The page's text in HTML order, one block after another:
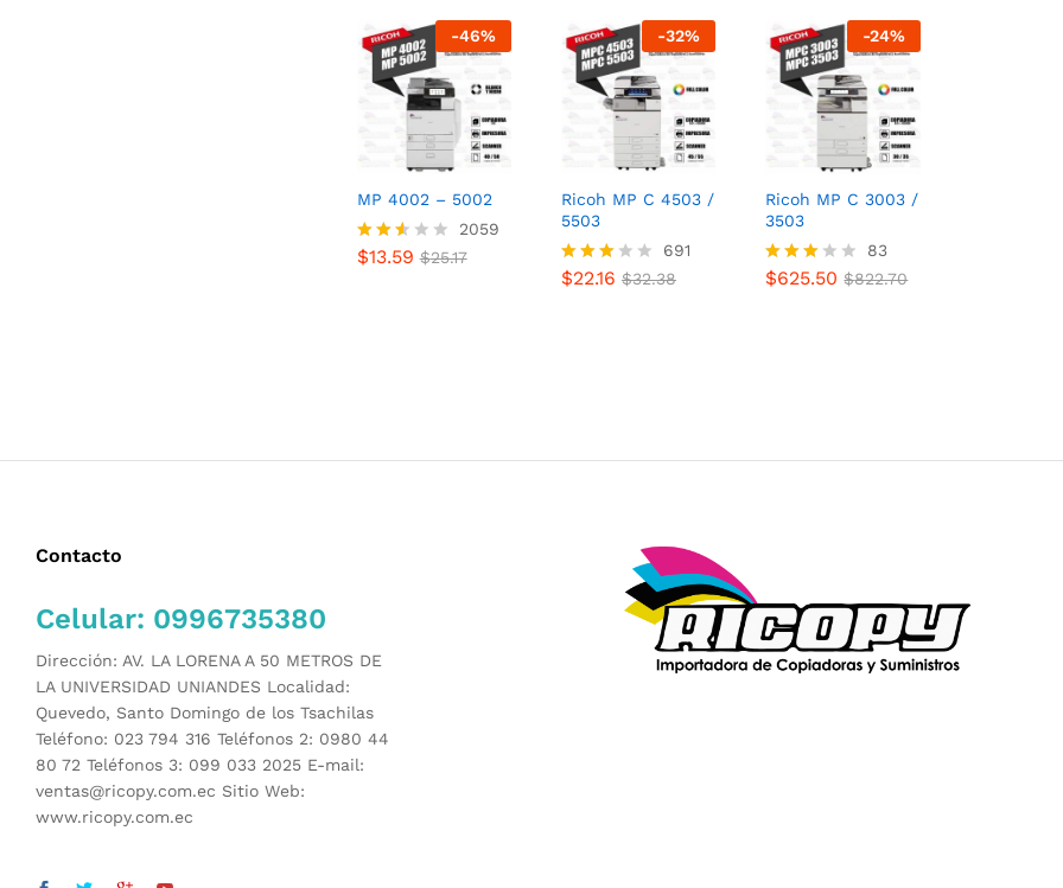
-46%
MP 4002 – 5002
Valor
2059
$13.59 $25.17
$13.59 $ 25.17
-32%
Ricoh MP C 4503 /
5503
Valora
691
$22.16 $32.38
$22.16 $ 32.38
-24%
Ricoh MP C 3003 /
3503
Valora
83
$625.50 $822.70
$625.50 $822.70
Contacto
Celular: 0996735380
Dirección: AV. LA LORENA A 50 METROS DE
LA UNIVERSIDAD UNIANDES Localidad:
Quevedo, Santo Domingo de los Tsachilas
Teléfono: 023 794 316 Teléfonos 2: 0980 44
80 72 Teléfonos 3: 099 033 2025 E-mail:
ventas@ricopy.com.ec Sitio Web:
www.ricopy.com.ec